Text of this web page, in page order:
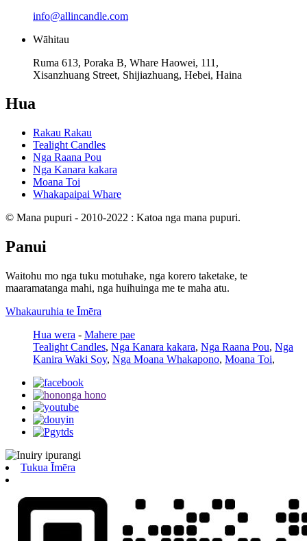
info@allincandle.com
Wāhitau
Ruma 613, Poraka B, Whare Haowei, 111,
Xisanzhuang Street, Shijiazhuang, Hebei, Haina
Hua
Rakau Rakau
Tealight Candles
Nga Raana Pou
Nga Kanara kakara
Moana Toi
Whakapaipai Whare
© Mana pupuri - 2010-2022 : Katoa nga mana pupuri.
Panui
Waitohu mo nga tuku motuhake, nga korero taketake, te
maaramatanga mahi, nga huihuinga me te maha atu.
Whakauruhia te Īmēra
Hua wera - Mahere pae
Tealight Candles, Nga Kanara kakara, Nga Raana Pou, Nga
Kanira Waki ​​Soy, Nga Moana Whakapono, Moana Toi,
Tukua Īmēra